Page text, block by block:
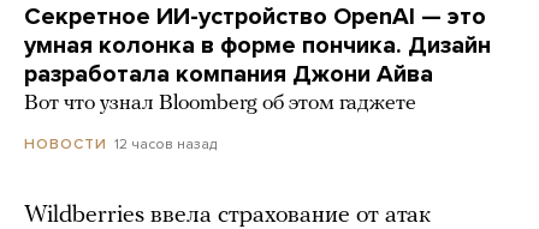
Секретное ИИ-устройство OpenAI — это
умная колонка в форме пончика. Дизайн
разработала компания Джони Айва
Вот что узнал Bloomberg об этом гаджете
НОВОСТИ 12 часов назад
Wildberries ввела страхование от атак